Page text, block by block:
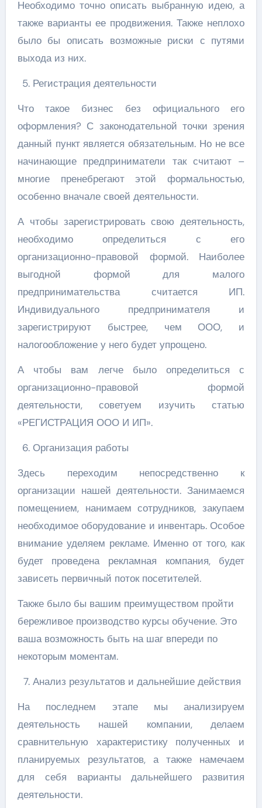
Необходимо точно описать выбранную идею, а
также варианты ее продвижения. Также неплохо
было бы описать возможные риски с путями
выхода из них.
Регистрация деятельности
Что такое бизнес без официального его
оформления? С законодательной точки зрения
данный пункт является обязательным. Но не все
начинающие предприниматели так считают –
многие пренебрегают этой формальностью,
особенно вначале своей деятельности.
А чтобы зарегистрировать свою деятельность,
необходимо определиться с его
организационно-правовой формой. Наиболее
выгодной формой для малого
предпринимательства считается ИП.
Индивидуального предпринимателя и
зарегистрируют быстрее, чем ООО, и
налогообложение у него будет упрощено.
А чтобы вам легче было определиться с
организационно-правовой формой
деятельности, советуем изучить статью
«РЕГИСТРАЦИЯ ООО И ИП».
Организация работы
Здесь переходим непосредственно к
организации нашей деятельности. Занимаемся
помещением, нанимаем сотрудников, закупаем
необходимое оборудование и инвентарь. Особое
внимание уделяем рекламе. Именно от того, как
будет проведена рекламная компания, будет
зависеть первичный поток посетителей.
Также было бы вашим преимуществом пройти
бережливое производство курсы обучение. Это
ваша возможность быть на шаг впереди по
некоторым моментам.
Анализ результатов и дальнейшие действия
На последнем этапе мы анализируем
деятельность нашей компании, делаем
сравнительную характеристику полученных и
планируемых результатов, а также намечаем
для себя варианты дальнейшего развития
деятельности.